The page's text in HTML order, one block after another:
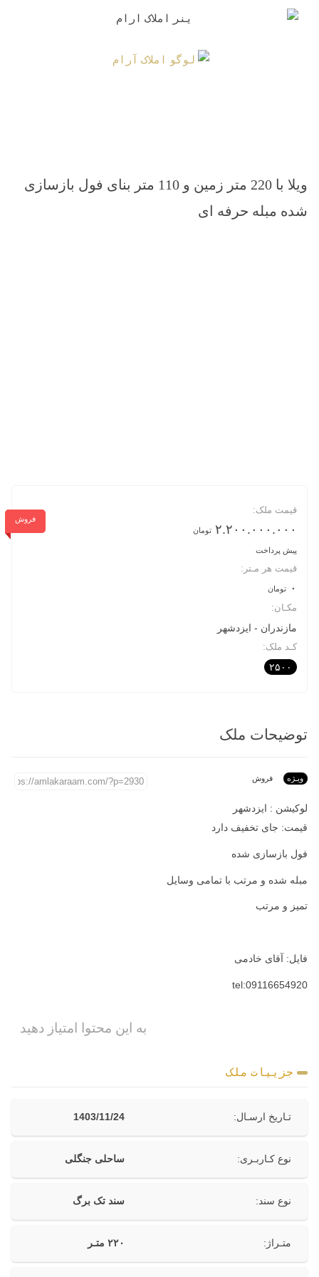
ویلا با 220 متر زمین و 110 متر بنای فول بازسازی
شده مبله حرفه ای
قیمت ملک:
۲.۲۰۰.۰۰۰.۰۰۰ تومان
پیش پرداخت
قیمت هر مـتر:
۰ تومان
مکـان:
مازندران ایزدشهر
کـد ملک:
۲۵۰۰
فروش
توضیحات ملک
ویـژه فروش
لوکیشن : ایزدشهر
قیمت: جای تخفیف دارد
فول بازسازی شده
مبله شده و مرتب با تمامی وسایل
تمیز و مرتب
فایل: آقای خادمی
tel:09116654920
به این محتوا امتیاز دهید
جزییات ملک
تـاریخ ارسـال: 1403/11/24
نوع کـاربـری: ساحلی جنگلی
نوع سند: سند تک برگ
متـراژ: ۲۲۰ متـر